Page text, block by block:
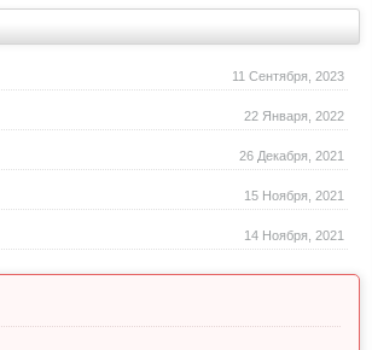
11 Сентября, 2023
22 Января, 2022
26 Декабря, 2021
15 Ноября, 2021
14 Ноября, 2021